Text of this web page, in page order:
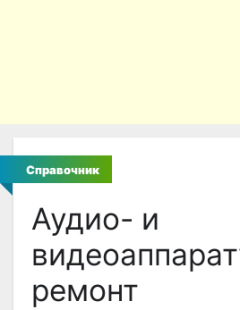
Справочник
Аудио- и
ремонт